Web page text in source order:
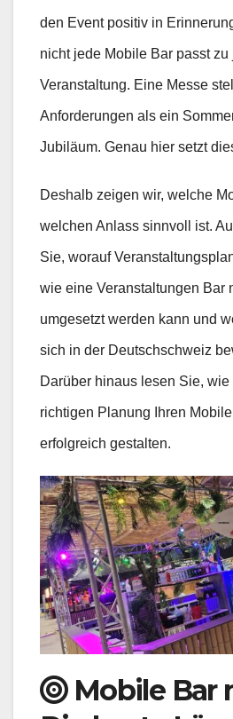
den Event positiv in
nicht jede Mobile Bar passt zu
Veranstaltung. Eine Messe
Anforderungen als ein
Jubiläum. Genau hier setzt
Deshalb zeigen wir, welche
welchen Anlass sinnvoll ist.
Sie, worauf
wie eine Veranstaltungen Bar
umgesetzt werden kann und
sich in der Deutschschweiz
Darüber hinaus lesen Sie, wie
richtigen Planung Ihren
erfolgreich gestalten.
Mobile Bar